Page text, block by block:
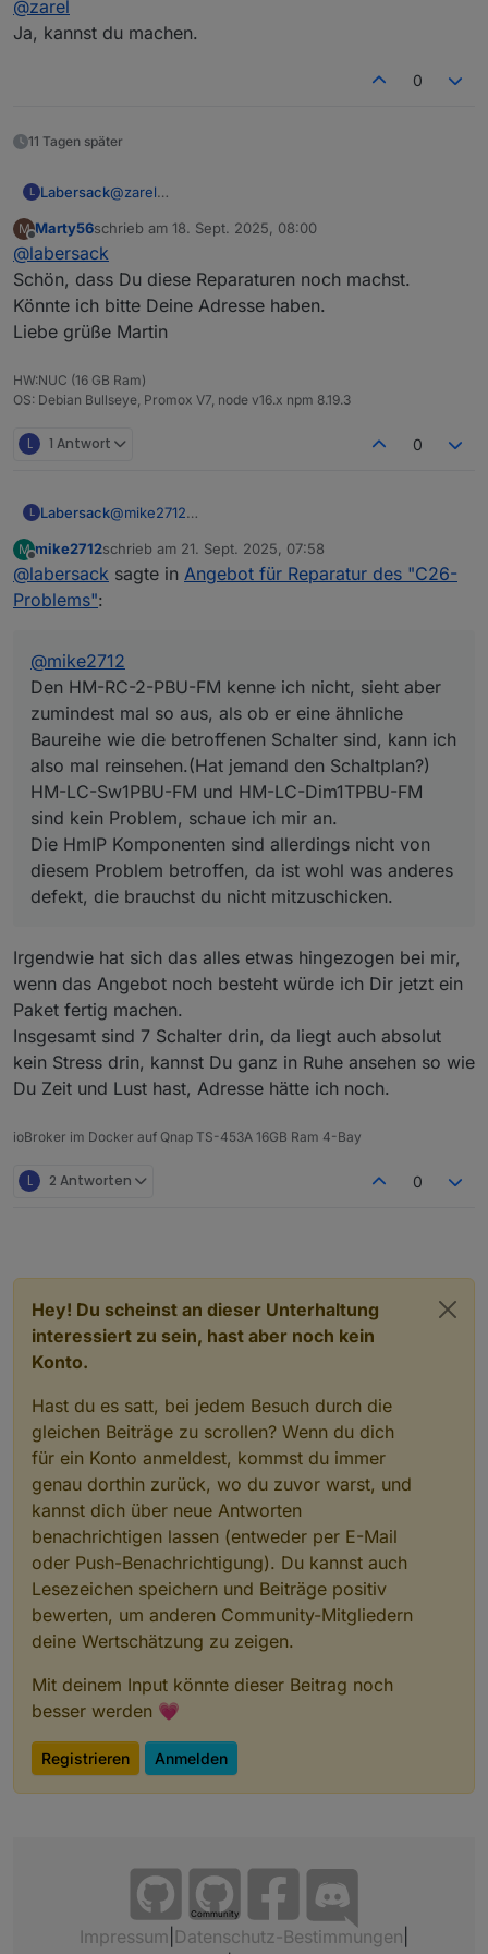
Viele Grüße
@zarel
Ja, kannst du machen.
0
11 Tagen später
L Labersack@zarel
M
Offline
Marty56schrieb am 18. Sept. 2025, 08:00
zuletzt editiert von
@labersack
Schön, dass Du diese Reparaturen noch machst.
Könnte ich bitte Deine Adresse haben.
Liebe grüße Martin
HW:NUC (16 GB Ram)
OS: Debian Bullseye, Promox V7, node v16.x npm 8.19.3
L 1 Antwort 0
L Labersack@mike2712
zumindest mal so aus, als ob er eine ähnliche
Baureihe wie die betroffenen Schalter sind, kann
Die HmIP Komponenten sind allerdings nicht von
diesem Problem betroffen, da ist wohl was anderes
defekt, die brauchst du nicht mitzuschicken.
M
Offline
mike2712schrieb am 21. Sept. 2025, 07:58
zuletzt editiert von
@labersack sagte in Angebot für Reparatur des "C26-
Problems":
@mike2712
Den HM-RC-2-PBU-FM kenne ich nicht, sieht aber
zumindest mal so aus, als ob er eine ähnliche
Baureihe wie die betroffenen Schalter sind, kann ich
also mal reinsehen.(Hat jemand den Schaltplan?)
HM-LC-Sw1PBU-FM und HM-LC-Dim1TPBU-FM
sind kein Problem, schaue ich mir an.
Die HmIP Komponenten sind allerdings nicht von
diesem Problem betroffen, da ist wohl was anderes
defekt, die brauchst du nicht mitzuschicken.
Irgendwie hat sich das alles etwas hingezogen bei mir,
wenn das Angebot noch besteht würde ich Dir jetzt ein
Paket fertig machen.
Insgesamt sind 7 Schalter drin, da liegt auch absolut
kein Stress drin, kannst Du ganz in Ruhe ansehen so wie
Du Zeit und Lust hast, Adresse hätte ich noch.
ioBroker im Docker auf Qnap TS-453A 16GB Ram 4-Bay
L 2 Antworten 0
Hey! Du scheinst an dieser Unterhaltung
interessiert zu sein, hast aber noch kein
Konto.
Hast du es satt, bei jedem Besuch durch die
gleichen Beiträge zu scrollen? Wenn du dich
für ein Konto anmeldest, kommst du immer
genau dorthin zurück, wo du zuvor warst, und
kannst dich über neue Antworten
benachrichtigen lassen (entweder per E-Mail
oder Push-Benachrichtigung). Du kannst auch
Lesezeichen speichern und Beiträge positiv
bewerten, um anderen Community-Mitgliedern
deine Wertschätzung zu zeigen.
Mit deinem Input könnte dieser Beitrag noch
besser werden 💗
Registrieren Anmelden
Community
Impressum Datenschutz-Bestimmungen